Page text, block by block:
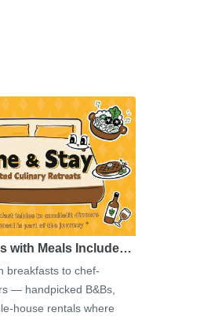
with Meals Include…
breakfasts to chef-
— handpicked B&Bs,
house rentals where